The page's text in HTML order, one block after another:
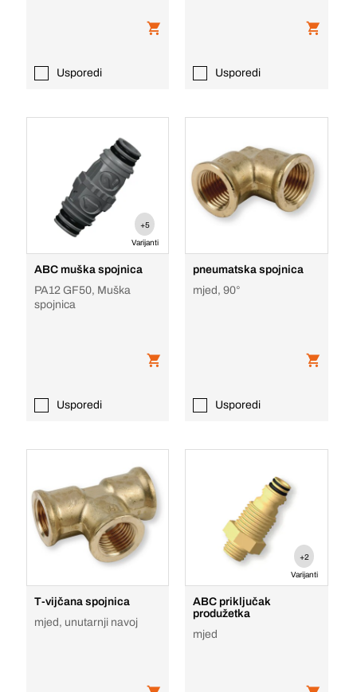
Usporedi Usporedi
+5
Varijanti
ABC muška spojnica
PA12 GF50, Muška
spojnica
Usporedi
pneumatska spojnica
mjed, 90°
Usporedi
T-vijčana spojnica
mjed, unutarnji navoj
+2
Varijanti
ABC priključak
produžetka
mjed